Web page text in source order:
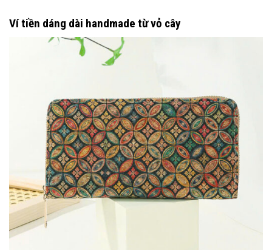
Ví tiền dáng dài handmade từ vỏ cây